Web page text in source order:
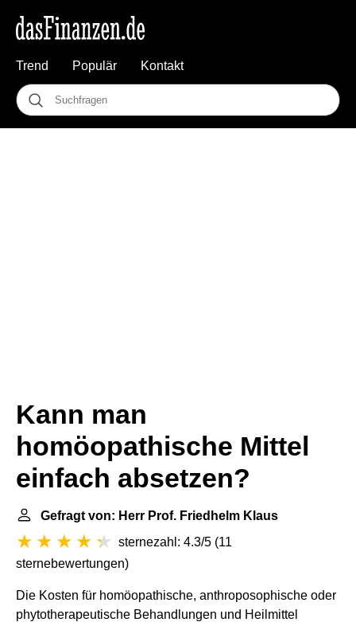
Trend Populär Kontakt
Kann man
homöopathische Mittel
einfach absetzen?
Gefragt von: Herr Prof. Friedhelm Klaus
sternezahl: 4.3/5 (11
sternebewertungen)
Die Kosten für homöopathische, anthroposophische oder
phytotherapeutische Behandlungen und Heilmittel